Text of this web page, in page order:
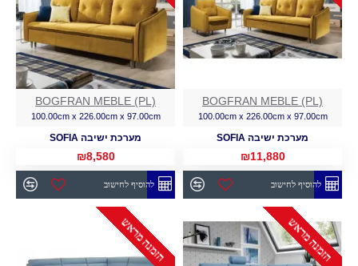
BOGFRAN MEBLE (PL)
100.00cm x 226.00cm x 97.00cm
מערכת ישיבה SOFIA
₪11,880
להוסיף לחישוב
BOGFRAN MEBLE (PL)
100.00cm x 226.00cm x 97.00cm
מערכת ישיבה SOFIA
₪8,580
להוסיף לחישוב
הזמנה מראש הזמנה מראש